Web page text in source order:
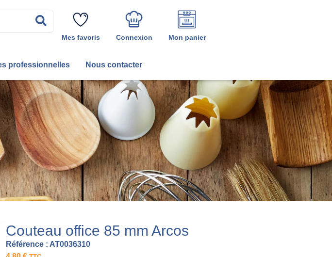
Rechercher
Mes favoris Connexion Mon panier
professionnelles Nous contacter
Couteau office 85 mm Arcos
Référence : AT0036310